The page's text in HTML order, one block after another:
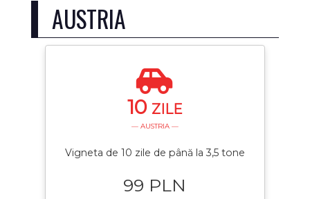
AUSTRIA
10 ZILE
— AUSTRIA —
Vigneta de 10 zile de până la 3,5 tone
99 PLN